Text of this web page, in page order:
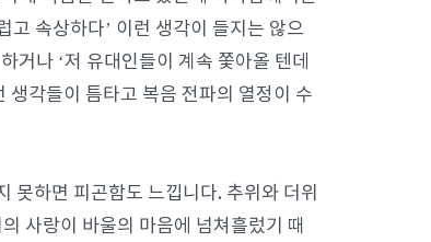
속상하다’ 이런 생각이 들지는 않으
거나 ‘저 유대인들이 계속 쫓아올 텐데
생각들이 틈타고 복음 전파의 열정이 수
못하면 피곤함도 느낍니다. 추위와 더위
사랑이 바울의 마음에 넘쳐흘렀기 때